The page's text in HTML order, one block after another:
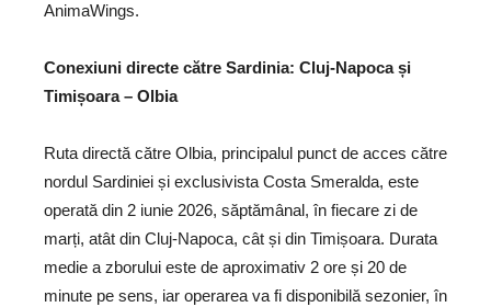
AnimaWings.
Conexiuni directe către Sardinia: Cluj-Napoca și
Timișoara – Olbia
Ruta directă către Olbia, principalul punct de acces către
nordul Sardiniei și exclusivista Costa Smeralda, este
operată din 2 iunie 2026, săptămânal, în fiecare zi de
marți, atât din Cluj-Napoca, cât și din Timișoara. Durata
medie a zborului este de aproximativ 2 ore și 20 de
minute pe sens, iar operarea va fi disponibilă sezonier, în